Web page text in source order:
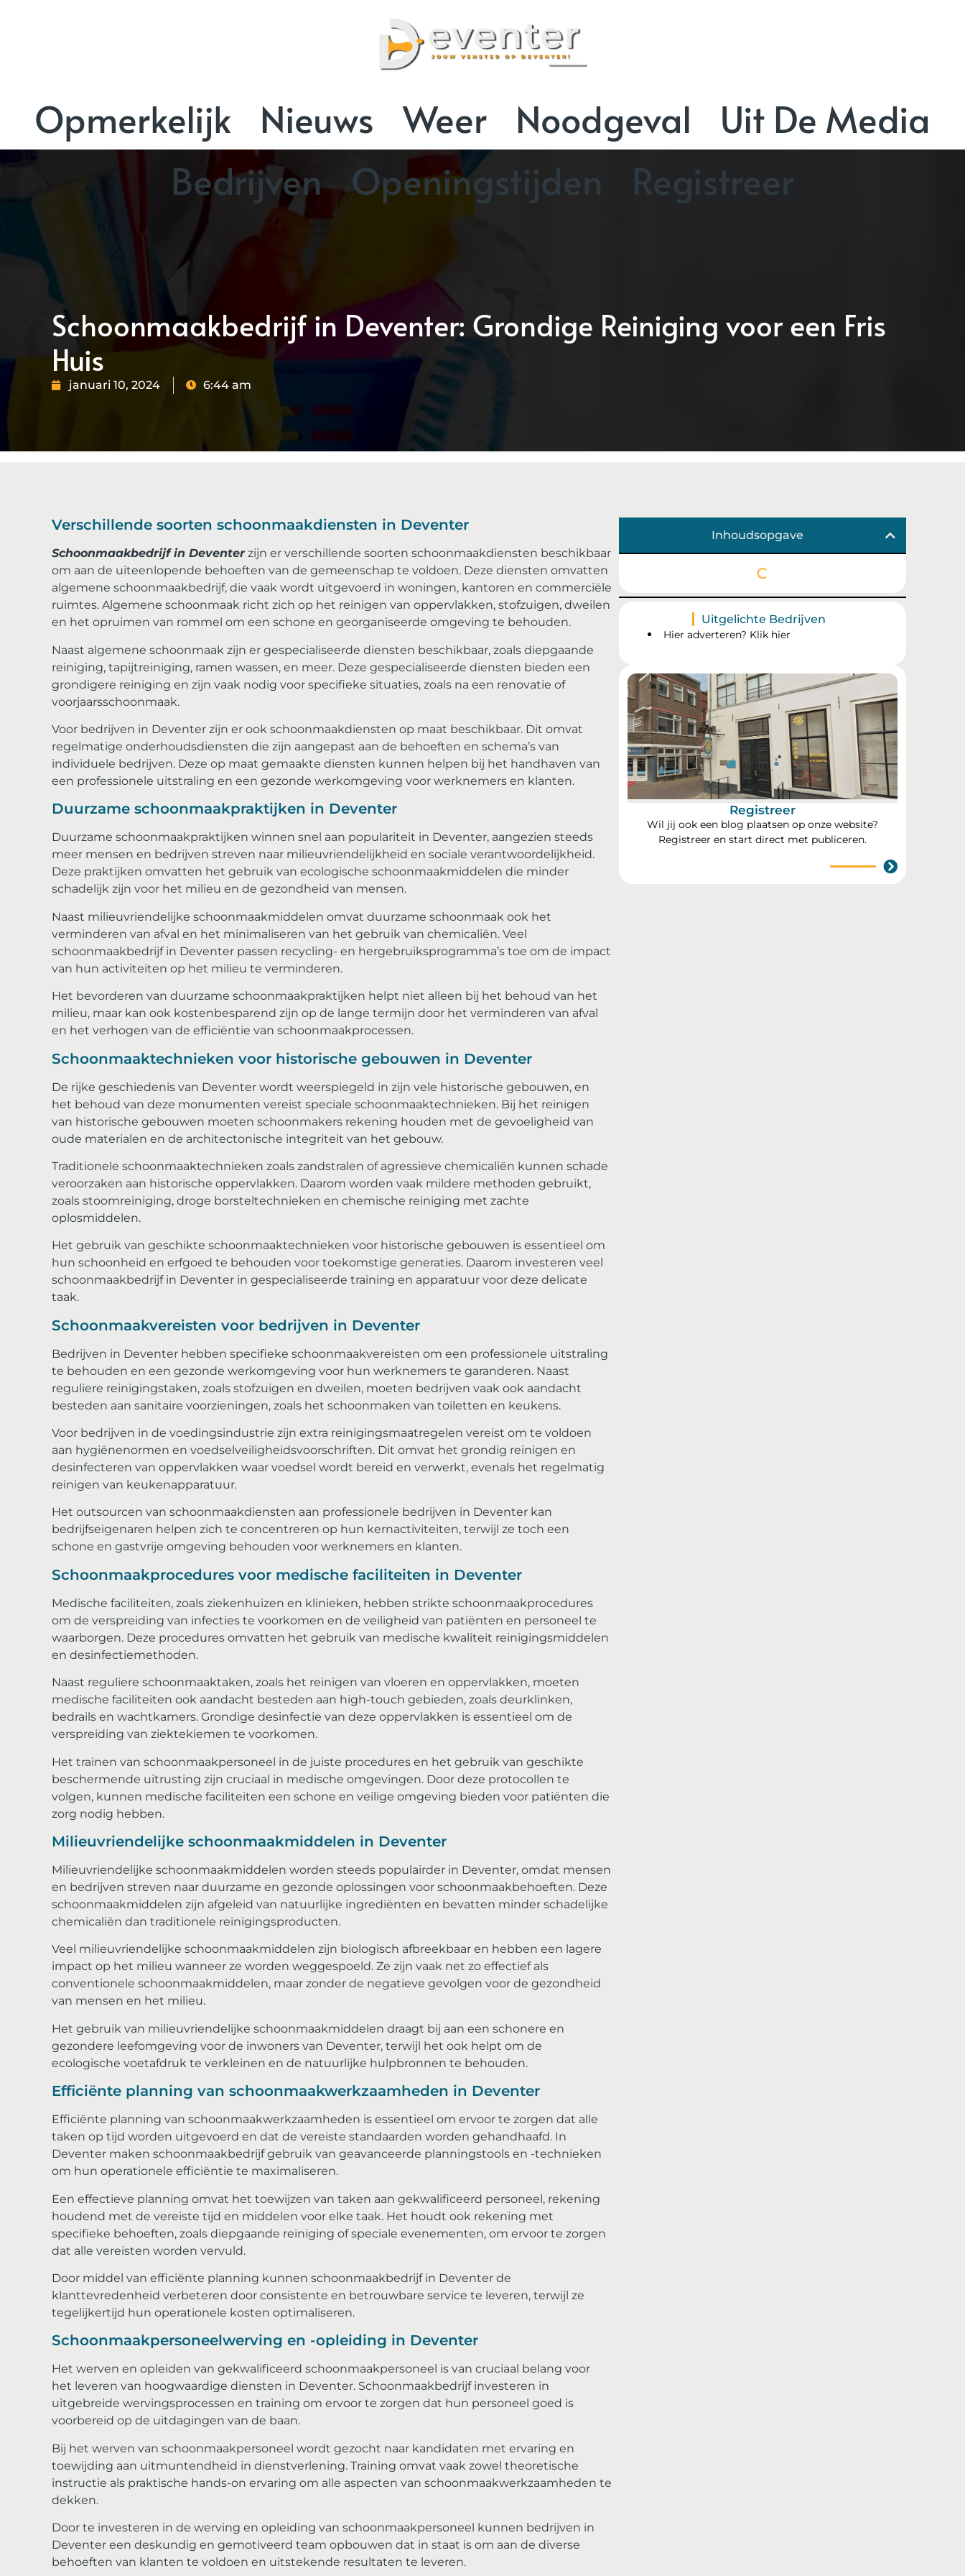
Opmerkelijk Nieuws Weer Noodgeval
Uit De Media
Bedrijven Openingstijden Registreer
Schoonmaakbedrijf in Deventer: Grondige Reiniging voor een Fris
Huis
januari 10, 2024 6:44 am
Verschillende soorten schoonmaakdiensten in Deventer
Schoonmaakbedrijf in Deventerzijn er verschillende soorten schoonmaakdiensten beschikbaar
om aan de uiteenlopende behoeften van de gemeenschap te voldoen. Deze diensten omvatten
algemene schoonmaakbedrijf, die vaak wordt uitgevoerd in woningen, kantoren en commerciële
ruimtes. Algemene schoonmaak richt zich op het reinigen van oppervlakken, stofzuigen, dweilen
en het opruimen van rommel om een ​​schone en georganiseerde omgeving te behouden.
Naast algemene schoonmaak zijn er gespecialiseerde diensten beschikbaar, zoals diepgaande
reiniging, tapijtreiniging, ramen wassen, en meer. Deze gespecialiseerde diensten bieden een
grondigere reiniging en zijn vaak nodig voor specifieke situaties, zoals na een renovatie of
voorjaarsschoonmaak.
Voor bedrijven in Deventer zijn er ook schoonmaakdiensten op maat beschikbaar. Dit omvat
regelmatige onderhoudsdiensten die zijn aangepast aan de behoeften en schema’s van
individuele bedrijven. Deze op maat gemaakte diensten kunnen helpen bij het handhaven van
een professionele uitstraling en een gezonde werkomgeving voor werknemers en klanten.
Duurzame schoonmaakpraktijken in Deventer
Duurzame schoonmaakpraktijken winnen snel aan populariteit in Deventer, aangezien steeds
meer mensen en bedrijven streven naar milieuvriendelijkheid en sociale verantwoordelijkheid.
Deze praktijken omvatten het gebruik van ecologische schoonmaakmiddelen die minder
schadelijk zijn voor het milieu en de gezondheid van mensen.
Naast milieuvriendelijke schoonmaakmiddelen omvat duurzame schoonmaak ook het
verminderen van afval en het minimaliseren van het gebruik van chemicaliën. Veel
schoonmaakbedrijf in Deventer passen recycling- en hergebruiksprogramma’s toe om de impact
van hun activiteiten op het milieu te verminderen.
Het bevorderen van duurzame schoonmaakpraktijken helpt niet alleen bij het behoud van het
milieu, maar kan ook kostenbesparend zijn op de lange termijn door het verminderen van afval
en het verhogen van de efficiëntie van schoonmaakprocessen.
Schoonmaaktechnieken voor historische gebouwen in Deventer
De rijke geschiedenis van Deventer wordt weerspiegeld in zijn vele historische gebouwen, en
het behoud van deze monumenten vereist speciale schoonmaaktechnieken. Bij het reinigen
van historische gebouwen moeten schoonmakers rekening houden met de gevoeligheid van
oude materialen en de architectonische integriteit van het gebouw.
Traditionele schoonmaaktechnieken zoals zandstralen of agressieve chemicaliën kunnen schade
veroorzaken aan historische oppervlakken. Daarom worden vaak mildere methoden gebruikt,
zoals stoomreiniging, droge borsteltechnieken en chemische reiniging met zachte
oplosmiddelen.
Het gebruik van geschikte schoonmaaktechnieken voor historische gebouwen is essentieel om
hun schoonheid en erfgoed te behouden voor toekomstige generaties. Daarom investeren veel
schoonmaakbedrijf in Deventer in gespecialiseerde training en apparatuur voor deze delicate
taak.
Schoonmaakvereisten voor bedrijven in Deventer
Bedrijven in Deventer hebben specifieke schoonmaakvereisten om een ​​professionele uitstraling
te behouden en een gezonde werkomgeving voor hun werknemers te garanderen. Naast
reguliere reinigingstaken, zoals stofzuigen en dweilen, moeten bedrijven vaak ook aandacht
besteden aan sanitaire voorzieningen, zoals het schoonmaken van toiletten en keukens.
Voor bedrijven in de voedingsindustrie zijn extra reinigingsmaatregelen vereist om te voldoen
aan hygiënenormen en voedselveiligheidsvoorschriften. Dit omvat het grondig reinigen en
desinfecteren van oppervlakken waar voedsel wordt bereid en verwerkt, evenals het regelmatig
reinigen van keukenapparatuur.
Het outsourcen van schoonmaakdiensten aan professionele bedrijven in Deventer kan
bedrijfseigenaren helpen zich te concentreren op hun kernactiviteiten, terwijl ze toch een
schone en gastvrije omgeving behouden voor werknemers en klanten.
Schoonmaakprocedures voor medische faciliteiten in Deventer
Medische faciliteiten, zoals ziekenhuizen en klinieken, hebben strikte schoonmaakprocedures
om de verspreiding van infecties te voorkomen en de veiligheid van patiënten en personeel te
waarborgen. Deze procedures omvatten het gebruik van medische kwaliteit reinigingsmiddelen
en desinfectiemethoden.
Naast reguliere schoonmaaktaken, zoals het reinigen van vloeren en oppervlakken, moeten
medische faciliteiten ook aandacht besteden aan high-touch gebieden, zoals deurklinken,
bedrails en wachtkamers. Grondige desinfectie van deze oppervlakken is essentieel om de
verspreiding van ziektekiemen te voorkomen.
Het trainen van schoonmaakpersoneel in de juiste procedures en het gebruik van geschikte
beschermende uitrusting zijn cruciaal in medische omgevingen. Door deze protocollen te
volgen, kunnen medische faciliteiten een schone en veilige omgeving bieden voor patiënten die
zorg nodig hebben.
Milieuvriendelijke schoonmaakmiddelen in Deventer
Milieuvriendelijke schoonmaakmiddelen worden steeds populairder in Deventer, omdat mensen
en bedrijven streven naar duurzame en gezonde oplossingen voor schoonmaakbehoeften. Deze
schoonmaakmiddelen zijn afgeleid van natuurlijke ingrediënten en bevatten minder schadelijke
chemicaliën dan traditionele reinigingsproducten.
Veel milieuvriendelijke schoonmaakmiddelen zijn biologisch afbreekbaar en hebben een lagere
impact op het milieu wanneer ze worden weggespoeld. Ze zijn vaak net zo effectief als
conventionele schoonmaakmiddelen, maar zonder de negatieve gevolgen voor de gezondheid
van mensen en het milieu.
Het gebruik van milieuvriendelijke schoonmaakmiddelen draagt ​​bij aan een schonere en
gezondere leefomgeving voor de inwoners van Deventer, terwijl het ook helpt om de
ecologische voetafdruk te verkleinen en de natuurlijke hulpbronnen te behouden.
Efficiënte planning van schoonmaakwerkzaamheden in Deventer
Efficiënte planning van schoonmaakwerkzaamheden is essentieel om ervoor te zorgen dat alle
taken op tijd worden uitgevoerd en dat de vereiste standaarden worden gehandhaafd. In
Deventer maken schoonmaakbedrijf gebruik van geavanceerde planningstools en -technieken
om hun operationele efficiëntie te maximaliseren.
Een effectieve planning omvat het toewijzen van taken aan gekwalificeerd personeel, rekening
houdend met de vereiste tijd en middelen voor elke taak. Het houdt ook rekening met
specifieke behoeften, zoals diepgaande reiniging of speciale evenementen, om ervoor te zorgen
dat alle vereisten worden vervuld.
Door middel van efficiënte planning kunnen schoonmaakbedrijf in Deventer de
klanttevredenheid verbeteren door consistente en betrouwbare service te leveren, terwijl ze
tegelijkertijd hun operationele kosten optimaliseren.
Schoonmaakpersoneelwerving en -opleiding in Deventer
Het werven en opleiden van gekwalificeerd schoonmaakpersoneel is van cruciaal belang voor
het leveren van hoogwaardige diensten in Deventer. Schoonmaakbedrijf investeren in
uitgebreide wervingsprocessen en training om ervoor te zorgen dat hun personeel goed is
voorbereid op de uitdagingen van de baan.
Bij het werven van schoonmaakpersoneel wordt gezocht naar kandidaten met ervaring en
toewijding aan uitmuntendheid in dienstverlening. Training omvat vaak zowel theoretische
instructie als praktische hands-on ervaring om alle aspecten van schoonmaakwerkzaamheden te
dekken.
Door te investeren in de werving en opleiding van schoonmaakpersoneel kunnen bedrijven in
Deventer een ​​deskundig en gemotiveerd team opbouwen dat in staat is om aan de diverse
behoeften van klanten te voldoen en uitstekende resultaten te leveren.
Inhoudsopgave
Uitgelichte Bedrijven
Hier adverteren? Klik hier
Registreer
Wil jij ook een blog plaatsen op onze website?
Registreer en start direct met publiceren.